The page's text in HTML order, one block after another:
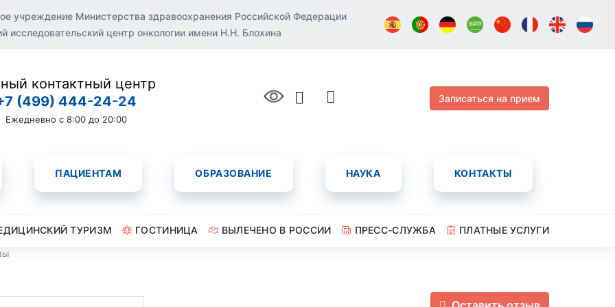
учреждение Министерства здравоохранения Российской Федерации
исследовательский центр онкологии имени Н.Н. Блохина
контактный центр
(499) 444-24-24
Ежедневно с 8:00 до 20:00
Записаться на прием
ПАЦИЕНТАМ ОБРАЗОВАНИЕ НАУКА КОНТАКТЫ
ТУРИЗМ ГОСТИНИЦА ВЫЛЕЧЕНО В РОССИИ ПРЕСС-СЛУЖБА
ПЛАТНЫЕ УСЛУГИ